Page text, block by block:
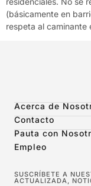
(básicamente en
respeta al caminante
Acerca de
Contacto
Pauta con
Empleo
SUSCRÍBETE A
ACTUALIZADA,